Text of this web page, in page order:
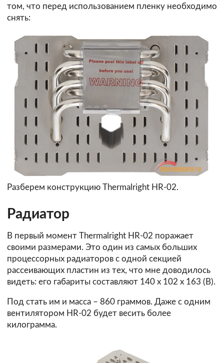
том, что перед использованием пленку необходимо
снять:
Разберем конструкцию Thermalright HR-02.
Радиатор
В первый момент Thermalright HR-02 поражает
своими размерами. Это один из самых больших
процессорных радиаторов с одной секцией
рассеивающих пластин из тех, что мне доводилось
видеть: его габариты составляют 140 x 102 x 163 (В).
Под стать им и масса – 860 граммов. Даже с одним
вентилятором HR-02 будет весить более
килограмма.